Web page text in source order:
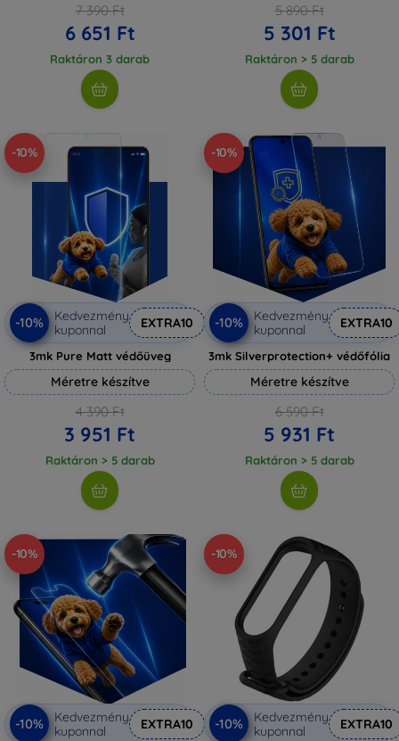
7 390 Ft
6 651 Ft
Raktáron 3 darab
5 890 Ft
5 301 Ft
Raktáron > 5 darab
-10%
-10%
Kedvezmény
kuponnal
EXTRA10
3mk Pure Matt védőüveg
Méretre készítve
4 390 Ft
3 951 Ft
Raktáron > 5 darab
-10%
-10%
Kedvezmény
kuponnal
EXTRA10
3mk Silverprotection+ védőfólia
Méretre készítve
6 590 Ft
5 931 Ft
Raktáron > 5 darab
-10%
-10%
Kedvezmény
kuponnal
EXTRA10
-10%
-10%
Kedvezmény
kuponnal
EXTRA10